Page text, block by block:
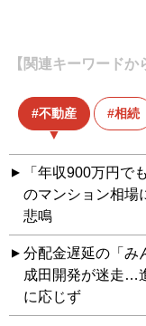
【関連キーワードか
不動産 相続
「年収900万円で
のマンション相場
悲鳴
分配金遅延の「み
成田開発が迷走…
に応じず